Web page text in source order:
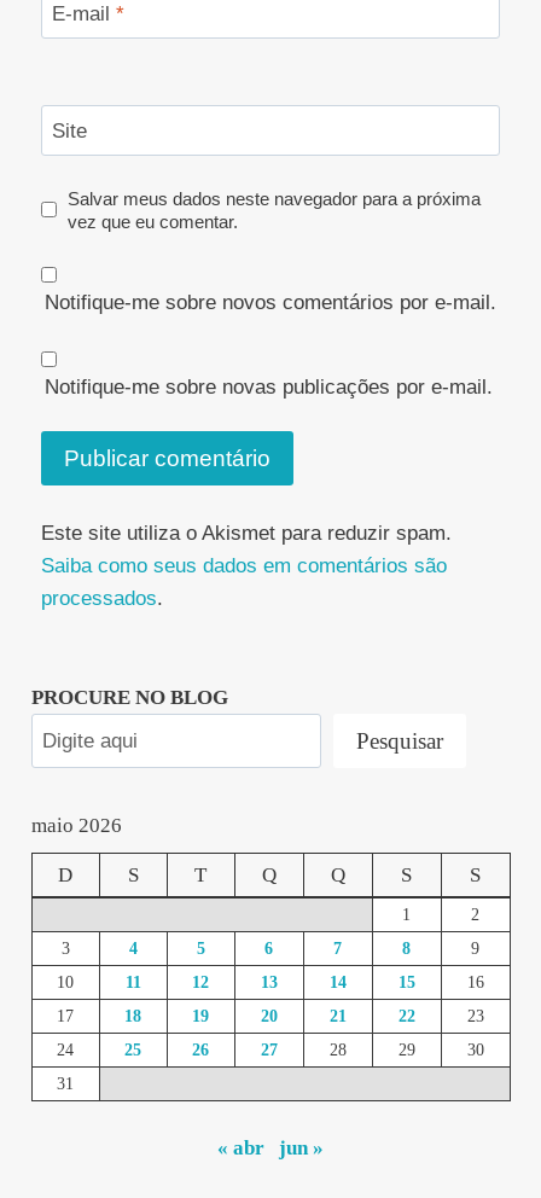
E-mail *
Site
Salvar meus dados neste navegador para a próxima
vez que eu comentar.
Notifique-me sobre novos comentários por e-mail.
Notifique-me sobre novas publicações por e-mail.
Este site utiliza o Akismet para reduzir spam.
Saiba como seus dados em comentários são
processados.
PROCURE NO BLOG
Pesquisar
maio 2026
D S T Q Q S S
1
2
3
4 5 6 7 8
9
10
11 12 13 14 15
16
17
18 19 20 21 22
23
24
25 26 27 28 29
30
31
« abr jun »